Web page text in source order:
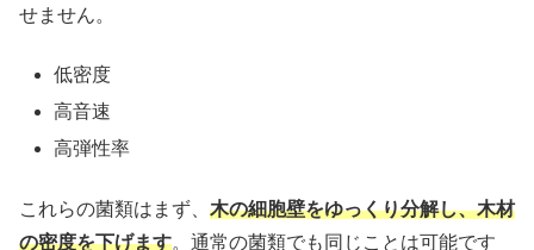
せません。
低密度
高音速
高弾性率
これらの菌類はまず、 木の細胞壁をゆっくり分解し、木材
の密度を下げます。通常の菌類でも同じことは可能です